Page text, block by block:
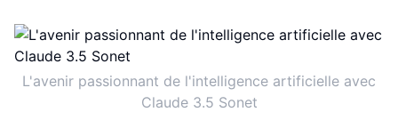
L'avenir passionnant de l'intelligence artificielle avec
Claude 3.5 Sonet